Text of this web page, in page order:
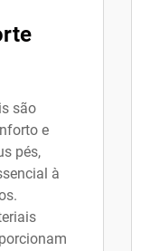
são
e
pés,
à